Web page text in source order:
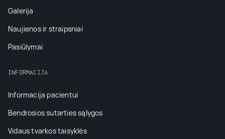
Galerija
Naujienos ir straipsniai
Pasiūlymai
INFORMACIJA
Informacija pacientui
Bendrosios sutarties sąlygos
Vidaus tvarkos taisyklės